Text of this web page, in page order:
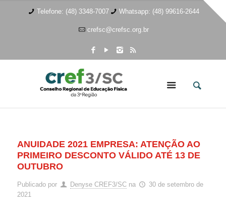
Telefone: (48) 3348-7007 Whatsapp: (48) 99616-2644
crefsc@crefsc.org.br
ANUIDADE 2021 EMPRESA: ATENÇÃO AO
PRIMEIRO DESCONTO VÁLIDO ATÉ 13 DE
OUTUBRO
Publicado por Denyse CREF3/SC na
30 de setembro de
2021